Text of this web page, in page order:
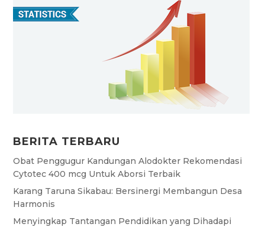
BERITA TERBARU
Obat Penggugur Kandungan Alodokter Rekomendasi
Cytotec 400 mcg Untuk Aborsi Terbaik
Karang Taruna Sikabau: Bersinergi Membangun Desa
Harmonis
Menyingkap Tantangan Pendidikan yang Dihadapi